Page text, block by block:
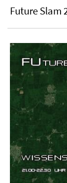
Future Slam